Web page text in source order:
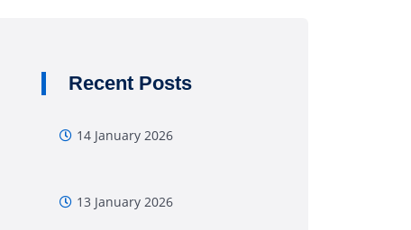
Recent Posts
14 January 2026
13 January 2026